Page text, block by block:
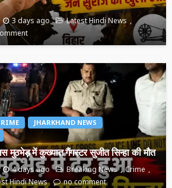
3 days ago
Latest Hindi News
JHARKHAND NEWS
मुठभेड़ में कुख्यात गैंगस्टर सुजीत सिन्हा की मौत
4 days ago Breaking News
Crime
Hindi News no comment